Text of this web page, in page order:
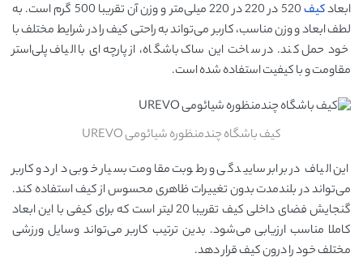
ابعادکیف
520 در 220 در 220 میلی‌متر و وزن آن تقریبا 500 گرم است. به
لطف ابعاد و وزن مناسب، کاربر می‌تواند به راحتی کیف را در شرایط مختلف با
خود حمل کند. در ساخت این ساک باشگاه، از پارچه‌ای با الیاف پلی‌استر
مقاومت و با کیفیت استفاده شده است.
کیف باشگاه چندمنظوره شیائومی UREVO
این الیاف در برابر ساییدگی و رطوبت مقاومت بسیار خوبی دارد و کاربر
می‌تواند در بلندمدت بدون تغییرات ظاهری محسوس از کیف استفاده کند.
گنجایش فضای داخلی کیف تقریبا 20 لیتر است که برای کیفی با این ابعاد
کاملا مناسب ارزیابی می‌شود. بدین ترتیب کاربر می‌تواند وسایل ورزشی
مختلف خود را درون کیف قرار دهد.